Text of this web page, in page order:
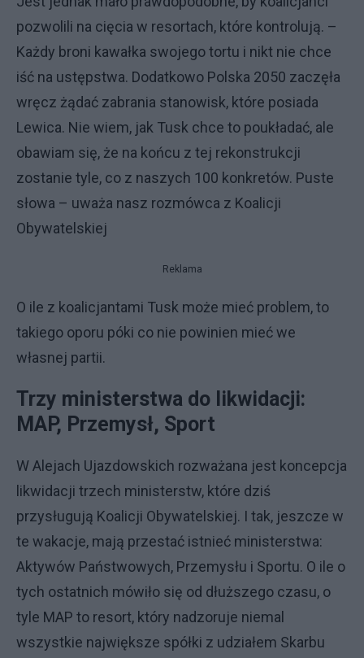
pozwolili na cięcia w resortach, które kontrolują. –
Każdy broni kawałka swojego tortu i nikt nie chce
iść na ustępstwa. Dodatkowo Polska 2050 zaczęła
wręcz żądać zabrania stanowisk, które posiada
Lewica. Nie wiem, jak Tusk chce to poukładać, ale
obawiam się, że na końcu z tej rekonstrukcji
zostanie tyle, co z naszych 100 konkretów. Puste
słowa – uważa nasz rozmówca z Koalicji
Obywatelskiej
Reklama
O ile z koalicjantami Tusk może mieć problem, to
takiego oporu póki co nie powinien mieć we
własnej partii.
Trzy ministerstwa do likwidacji:
MAP, Przemysł, Sport
W Alejach Ujazdowskich rozważana jest koncepcja
likwidacji trzech ministerstw, które dziś
przysługują Koalicji Obywatelskiej. I tak, jeszcze w
te wakacje, mają przestać istnieć ministerstwa:
Aktywów Państwowych, Przemysłu i Sportu. O ile o
tych ostatnich mówiło się od dłuższego czasu, o
tyle MAP to resort, który nadzoruje niemal
wszystkie największe spółki z udziałem Skarbu